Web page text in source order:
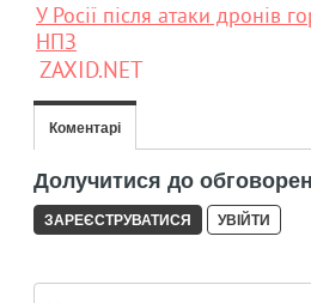
У Росії після атаки дронів
НПЗ
ZAXID.NET